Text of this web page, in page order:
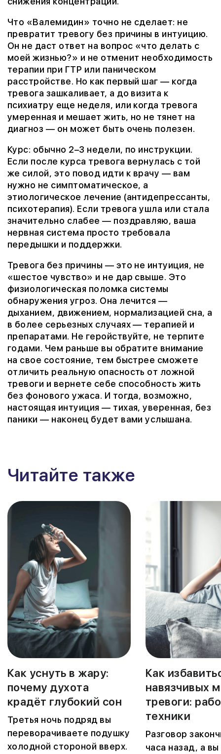
Что «Валемидин» точно не сделает: не
превратит тревогу без причины в интуицию.
Он не даст ответ на вопрос «что делать с
моей жизнью?» и не отменит необходимость
терапии при ГТР или паническом
расстройстве. Но как первый шаг — когда
тревога зашкаливает, а до визита к
психиатру еще неделя, или когда тревога
умеренная и мешает жить, но не тянет на
диагноз — он может быть очень полезен.
Курс: обычно 2–3 недели, по инструкции.
Если после курса тревога вернулась с той
же силой, это повод идти к врачу — вам
нужно не симптоматическое, а
этиологическое лечение (антидепрессанты,
психотерапия). Если тревога ушла или стала
значительно слабее — поздравляю, ваша
нервная система просто требовала
передышки и поддержки.
Тревога без причины — это не интуиция, не
«шестое чувство» и не дар свыше. Это
физиологическая поломка системы
обнаружения угроз. Она лечится —
дыханием, движением, нормализацией сна, а
в более серьезных случаях — терапией и
препаратами. Не геройствуйте, не терпите
годами. Чем раньше вы обратите внимание
на свое состояние, тем быстрее сможете
отличить реальную опасность от ложной
тревоги и вернете себе способность жить
без фонового ужаса. И тогда, возможно,
настоящая интуиция — тихая, уверенная, без
паники — наконец будет вами услышана.
Читайте также
Как уснуть в жару:
почему духота
крадёт глубокий сон
Третья ночь подряд вы
переворачиваете подушку
холодной стороной вверх.
Как
навязчивых
тревоги:
техники
Разговор
часа назад, а